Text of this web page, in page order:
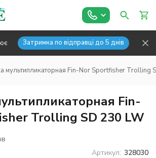
Затримка по відправці до 5 днів
мультипликаторная Fin-Nor Sportfisher Trolling
Fin-
Trolling SD 230 LW
Артикул: 328030